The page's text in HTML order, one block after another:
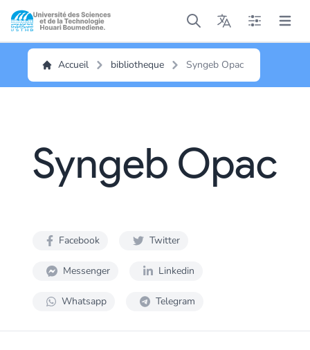
Open main menu
Open main menu
Open main
Open
Accueil bibliotheque Syngeb Opac
Syngeb Opac
Facebook Twitter
Messenger Linkedin
Whatsapp Telegram